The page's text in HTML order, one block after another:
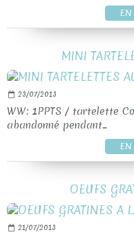
EN
MINI
23/07/2013
WW: 1PPTS / tartelette
abandonné pendant...
EN
OEUFS
21/07/2013